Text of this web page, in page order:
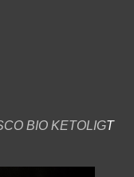
BIO KETOLIGT